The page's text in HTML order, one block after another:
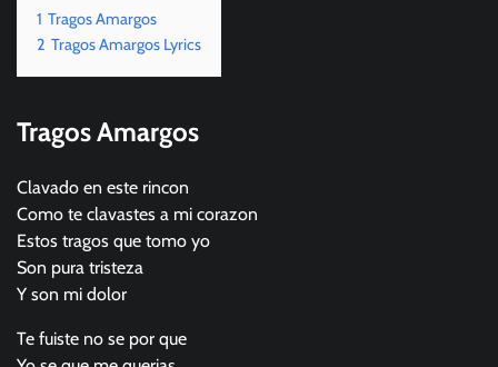
1 Tragos Amargos
2 Tragos Amargos Lyrics
Tragos Amargos
Clavado en este rincon
Como te clavastes a mi corazon
Estos tragos que tomo yo
Son pura tristeza
Y son mi dolor
Te fuiste no se por que